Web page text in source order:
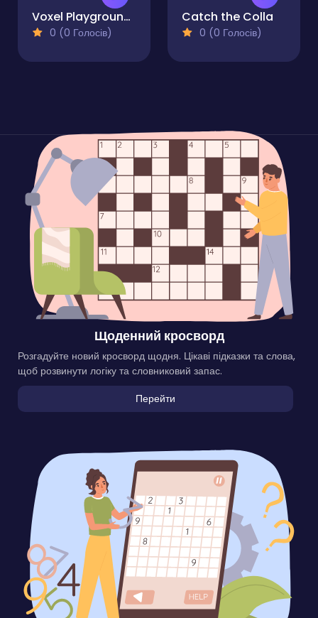
Voxel Playground - Ragdoll Noob
0 (0 Голосів)
Catch the Colla
0 (0 Голосів)
Щоденний кросворд
Розгадуйте новий кросворд щодня. Цікаві підказки та слова,
щоб розвинути логіку та словниковий запас.
Перейти